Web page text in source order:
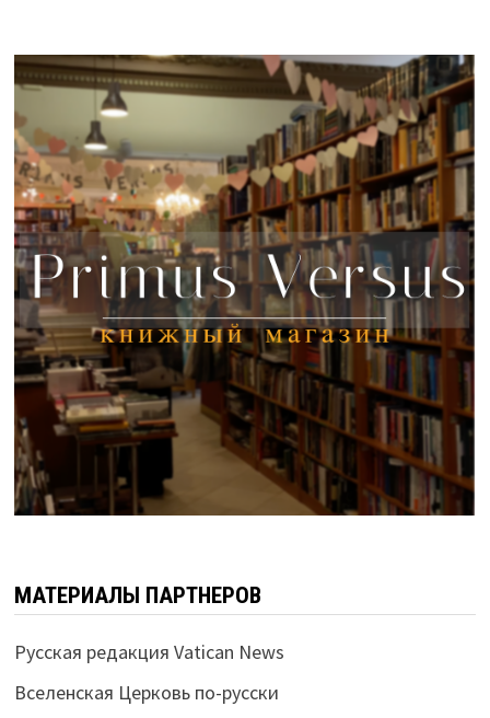
МАТЕРИАЛЫ ПАРТНЕРОВ
Русская редакция Vatican News
Вселенская Церковь по-русски